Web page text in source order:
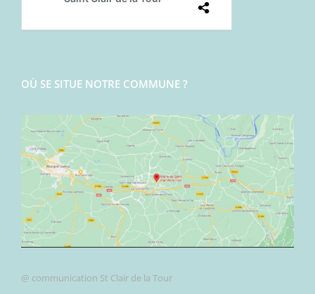
OÙ SE SITUE NOTRE COMMUNE ?
@ communication St Clair de la Tour